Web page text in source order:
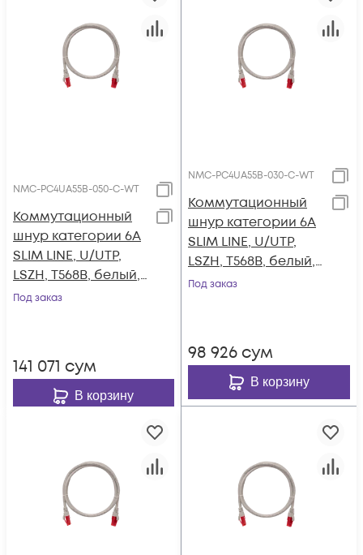
NMC-PC4UA55B-050-C-WT
Коммутационный
шнур категории 6A
SLIM LINE, U/UTP,
LSZH, T568B, белый,
5 м
Под заказ
141 071 сум
В корзину
NMC-PC4UA55B-030-C-WT
Коммутационный
шнур категории 6A
SLIM LINE, U/UTP,
LSZH, T568B, белый,
3 м
Под заказ
98 926 сум
В корзину